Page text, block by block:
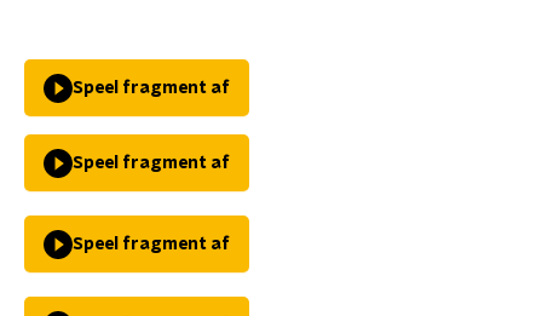
Speel fragment af
Speel fragment af
Speel fragment af